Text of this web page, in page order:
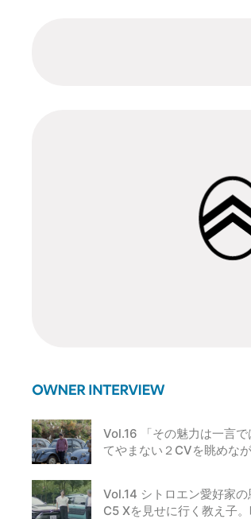
Vol.16 「その魅力は一言
てやまない２CVを眺めな
Vol.14 シトロエン愛好家
C5 Xを見せに行く教え子